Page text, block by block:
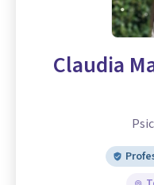
Claudia